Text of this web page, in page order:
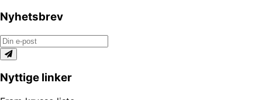
Nyhetsbrev
Nyttige linker